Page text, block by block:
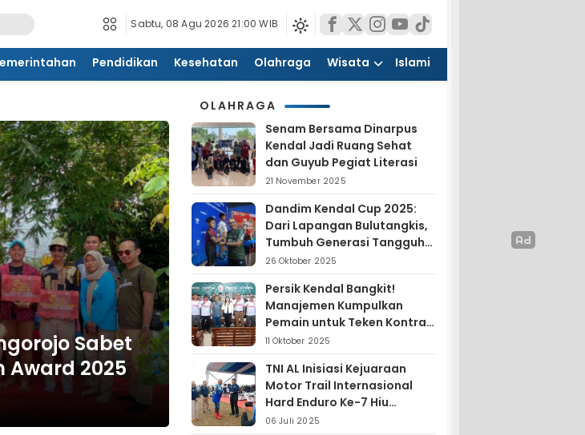
Sabtu, 08 Agu 2026 21:00 WIB
Pendidikan Kesehatan Olahraga Wisata Islami
Sabet
Award 2025
OLAHRAGA
Senam Bersama Dinarpus
Kendal Jadi Ruang Sehat
dan Guyub Pegiat Literasi
21 November 2025
Dandim Kendal Cup 2025:
Dari Lapangan Bulutangkis,
Tumbuh Generasi Tangguh
dan Nasionalis
26 Oktober 2025
Persik Kendal Bangkit!
Manajemen Kumpulkan
Pemain untuk Teken Kontrak
Jelang Liga 4
11 Oktober 2025
TNI AL Inisiasi Kejuaraan
Motor Trail Internasional
Hard Enduro Ke-7 Hiu
Selatan
06 Juli 2025